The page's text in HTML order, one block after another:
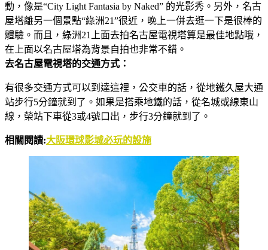
動，像是“City Light Fantasia by Naked” 的光影秀。另外，名古
屋塔離另一個景點“綠洲21”很近，晚上一併去逛一下是很棒的
體驗。而且，綠洲21上面去拍名古屋電視塔算是最佳地點哦，
在上面以名古屋塔為背景自拍也非常不錯。
去名古屋電視塔的交通方式：
有很多交通方式可以到達這裡，公交車的話，從地鐵久屋大通
站步行5分鐘就到了。如果是搭乘地鐵的話，從名城或線東山
線，榮站下車從3或4號口出，步行3分鐘就到了。
相關閱讀:大阪環球影城必玩的設施